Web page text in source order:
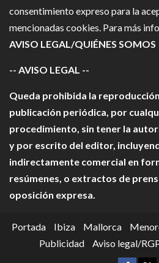
consentimiento expreso para la
mencionadas cookies. Para más
AVISO LEGAL/QUIÉNES SOMOS
-- AVISO LEGAL --
Queda prohibida la
publicación periódica, por
procedimiento, sin tener la
y por escrito del editor,
indirectamente comercial en
resúmenes, o extractos de
oposición expresa.
Portada Ibiza Mallorca
Publicidad
Aviso legal/